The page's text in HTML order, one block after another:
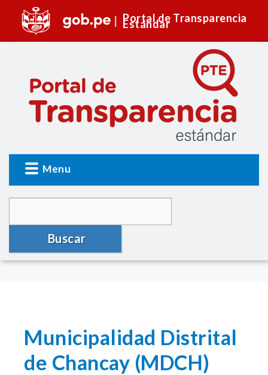
Portal de Transparencia
Estándar
Menu
Buscar
Municipalidad Distrital
de Chancay (MDCH)